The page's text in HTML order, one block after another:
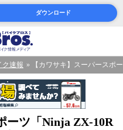
ダウンロード
ク速報 【カワサキ】スーパースポ
ーツ「Ninja ZX-10R